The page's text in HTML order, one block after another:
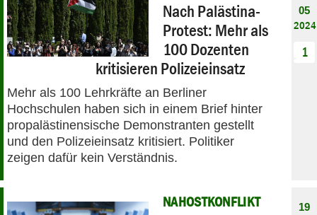
Nach Palästina-
Protest: Mehr als
100 Dozenten
kritisieren Polizeieinsatz
Mehr als 100 Lehrkräfte an Berliner
Hochschulen haben sich in einem Brief hinter
propalästinensische Demonstranten gestellt
und den Polizeieinsatz kritisiert. Politiker
zeigen dafür kein Verständnis.
05
2024
1
NAHOSTKONFLIKT
19